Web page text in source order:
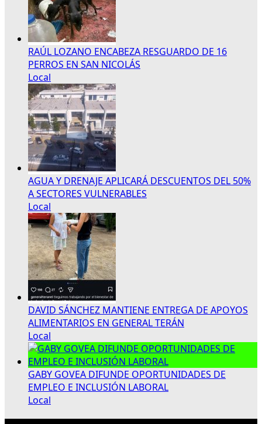
RAÚL LOZANO ENCABEZA RESGUARDO DE 16
PERROS EN SAN NICOLÁS
Local
AGUA Y DRENAJE APLICARÁ DESCUENTOS DEL 50%
A SECTORES VULNERABLES
Local
DAVID SÁNCHEZ MANTIENE ENTREGA DE APOYOS
ALIMENTARIOS EN GENERAL TERÁN
Local
GABY GOVEA DIFUNDE OPORTUNIDADES DE
EMPLEO E INCLUSIÓN LABORAL
Local